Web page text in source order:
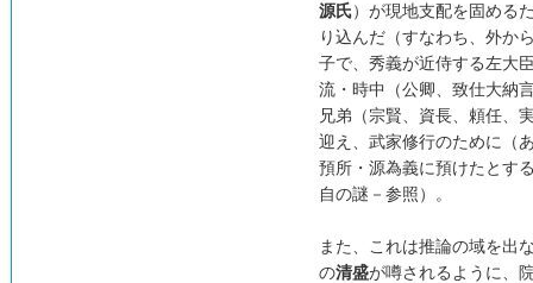
源氏）が現地支配を固める
り込んだ（すなわち、外か
子で、秀義が近侍する左大
流・時中（公卿、致仕大納
兄弟（宗賢、資長、頼任、
迎え、武家修行のために（
預所・源為義に預けたとす
自の謎－参照）。
また、これは推論の域を出
の清盛が噂されるように、